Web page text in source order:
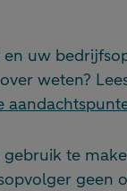
uw
weten?
te
geen